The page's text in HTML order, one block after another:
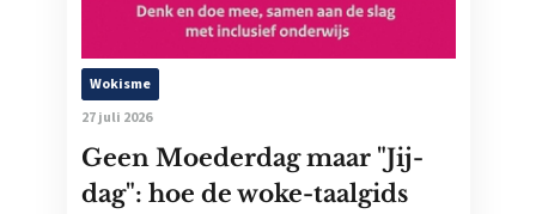
Wokisme
27 juli 2026
Geen Moederdag maar "Jij-
dag": hoe de woke-taalgids